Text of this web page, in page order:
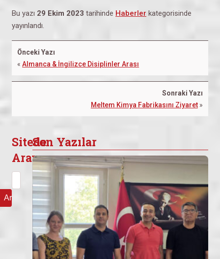
Bu yazı 29 Ekim 2023 tarihinde Haberler kategorisinde
yayınlandı.
Önceki Yazı
«Almanca & İngilizce Disiplinler Arası
Sonraki Yazı
Meltem Kimya Fabrikasını Ziyaret»
Sitede
Arayın
Arama:
Son Yazılar